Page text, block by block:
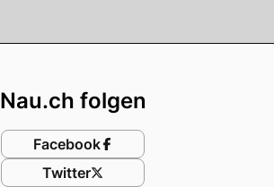
Nau.ch folgen
Facebook
Twitter